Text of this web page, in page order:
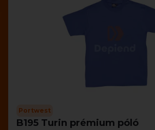
Portwest
B195 Turin prémium póló